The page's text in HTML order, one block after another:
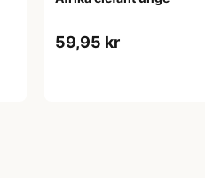
59,95 kr